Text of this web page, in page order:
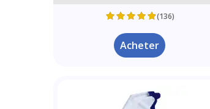
(136)
Acheter